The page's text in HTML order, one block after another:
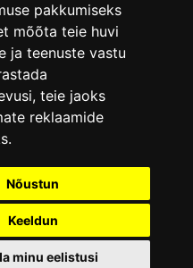
pakkumiseks
mõõta teie huvi
ja teenuste vastu
, teie jaoks
reklaamide
.
Nõustun
Keeldun
minu eelistusi
17
610 4178